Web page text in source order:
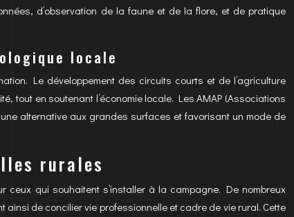
d’observation de la faune et de la flore, et de pratique
locale
Le développement des circuits courts et de l’agriculture
tout en soutenant l’économie locale. Les AMAP (Associations
alternative aux grandes surfaces et favorisant un mode de
rurales
ceux qui souhaitent s’installer à la campagne. De nombreux
de concilier vie professionnelle et cadre de vie rural. Cette